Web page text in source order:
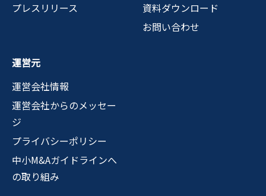
プレスリリース
資料ダウンロード
お問い合わせ
運営元
運営会社情報
運営会社からのメッセー
ジ
プライバシーポリシー
中小M&Aガイドラインへ
の取り組み